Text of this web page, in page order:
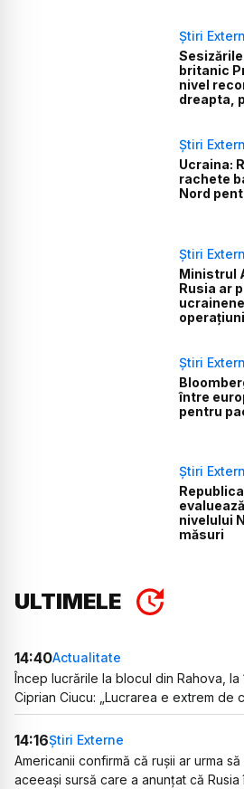
Știri
britanic
nivel
dreapta,
Știri
Ucraina:
rachete
Nord
Știri
Ministrul
Rusia ar
Știri
între
pentru
Știri
nivelului
măsuri
ULTIMELE
14:40Actualitate
Încep lucrările la blocul din Rahova,
Ciprian Ciucu: „Lucrarea e extrem de
14:16Știri Externe
Americanii confirmă că rușii ar urma
aceeași sursă care a anunțat că